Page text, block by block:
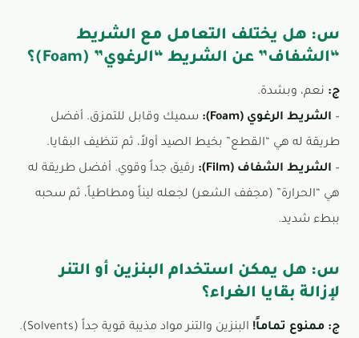
س: هل يختلف التعامل مع الشريط
“الشفاف” عن الشريط “الرغوي” (Foam)؟
ج: نعم، وبشدة.
– الشريط الرغوي (Foam):
سميك وقابل للتمزق. أفضل
طريقة له هي “القطع” بخيط الصيد أولاً، ثم تنظيف البقايا.
– الشريط الشفاف (Film):
رقيق جداً وقوي. أفضل طريقة له
هي “الحرارة” (مجفف الشعر) لجعله ليناً ومطاطياً، ثم سحبه
ببطء شديد.
س: هل يمكن استخدام البنزين أو التنر
لإزالة بقايا الغراء؟
ج: ممنوع تماماً! البنزين والتنر مواد مذيبة قوية جداً (Solvents).